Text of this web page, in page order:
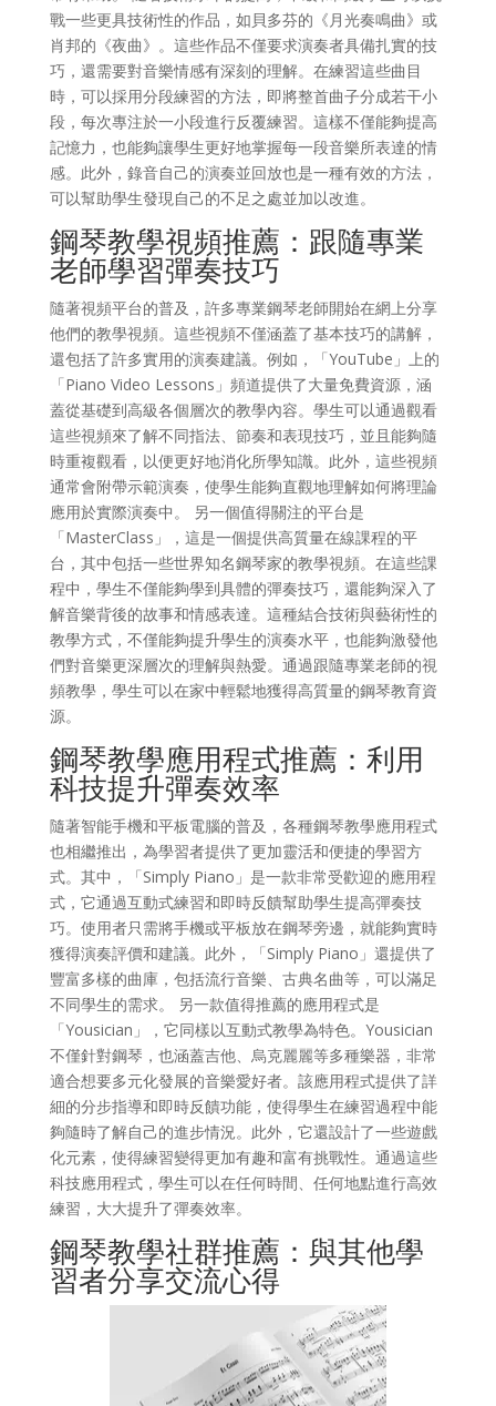
戰一些更具技術性的作品，如貝多芬的《月光奏鳴曲》或
肖邦的《夜曲》。這些作品不僅要求演奏者具備扎實的技
巧，還需要對音樂情感有深刻的理解。在練習這些曲目
時，可以採用分段練習的方法，即將整首曲子分成若干小
段，每次專注於一小段進行反覆練習。這樣不僅能夠提高
記憶力，也能夠讓學生更好地掌握每一段音樂所表達的情
感。此外，錄音自己的演奏並回放也是一種有效的方法，
可以幫助學生發現自己的不足之處並加以改進。
鋼琴教學視頻推薦：跟隨專業
老師學習彈奏技巧
隨著視頻平台的普及，許多專業鋼琴老師開始在網上分享
他們的教學視頻。這些視頻不僅涵蓋了基本技巧的講解，
還包括了許多實用的演奏建議。例如，「YouTube」上的
「Piano Video Lessons」頻道提供了大量免費資源，涵
蓋從基礎到高級各個層次的教學內容。學生可以通過觀看
這些視頻來了解不同指法、節奏和表現技巧，並且能夠隨
時重複觀看，以便更好地消化所學知識。此外，這些視頻
通常會附帶示範演奏，使學生能夠直觀地理解如何將理論
應用於實際演奏中。 另一個值得關注的平台是
「MasterClass」，這是一個提供高質量在線課程的平
台，其中包括一些世界知名鋼琴家的教學視頻。在這些課
程中，學生不僅能夠學到具體的彈奏技巧，還能夠深入了
解音樂背後的故事和情感表達。這種結合技術與藝術性的
教學方式，不僅能夠提升學生的演奏水平，也能夠激發他
們對音樂更深層次的理解與熱愛。通過跟隨專業老師的視
頻教學，學生可以在家中輕鬆地獲得高質量的鋼琴教育資
源。
鋼琴教學應用程式推薦：利用
科技提升彈奏效率
隨著智能手機和平板電腦的普及，各種鋼琴教學應用程式
也相繼推出，為學習者提供了更加靈活和便捷的學習方
式。其中，「Simply Piano」是一款非常受歡迎的應用程
式，它通過互動式練習和即時反饋幫助學生提高彈奏技
巧。使用者只需將手機或平板放在鋼琴旁邊，就能夠實時
獲得演奏評價和建議。此外，「Simply Piano」還提供了
豐富多樣的曲庫，包括流行音樂、古典名曲等，可以滿足
不同學生的需求。 另一款值得推薦的應用程式是
「Yousician」，它同樣以互動式教學為特色。Yousician
不僅針對鋼琴，也涵蓋吉他、烏克麗麗等多種樂器，非常
適合想要多元化發展的音樂愛好者。該應用程式提供了詳
細的分步指導和即時反饋功能，使得學生在練習過程中能
夠隨時了解自己的進步情況。此外，它還設計了一些遊戲
化元素，使得練習變得更加有趣和富有挑戰性。通過這些
科技應用程式，學生可以在任何時間、任何地點進行高效
練習，大大提升了彈奏效率。
鋼琴教學社群推薦：與其他學
習者分享交流心得